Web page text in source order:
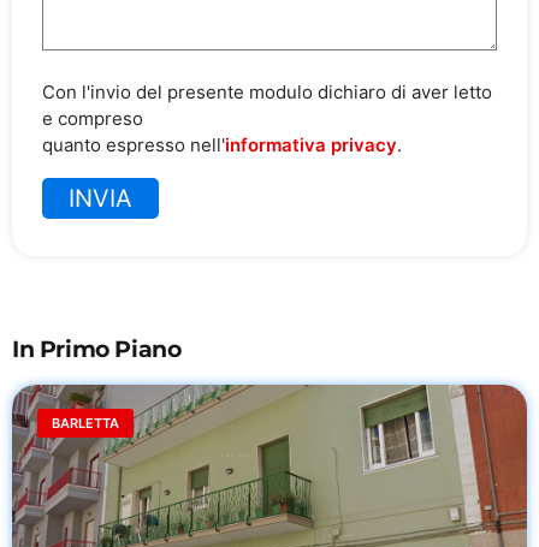
Con l'invio del presente modulo dichiaro di aver letto
e compreso
quanto espresso nell'informativa privacy.
In Primo Piano
BARLETTA